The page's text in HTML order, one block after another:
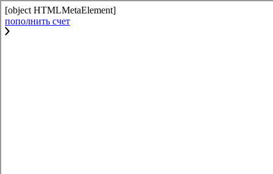
[object HTMLMetaElement]
пополнить счет